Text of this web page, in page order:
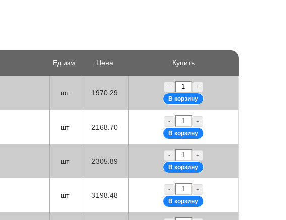
Ед.изм. Цена Купить
шт 1970.29
- +
шт 2168.70
- +
шт 2305.89
- +
шт 3198.48
- +